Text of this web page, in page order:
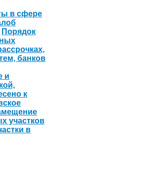
в сфере
Порядок
банков
и
к
участков
в